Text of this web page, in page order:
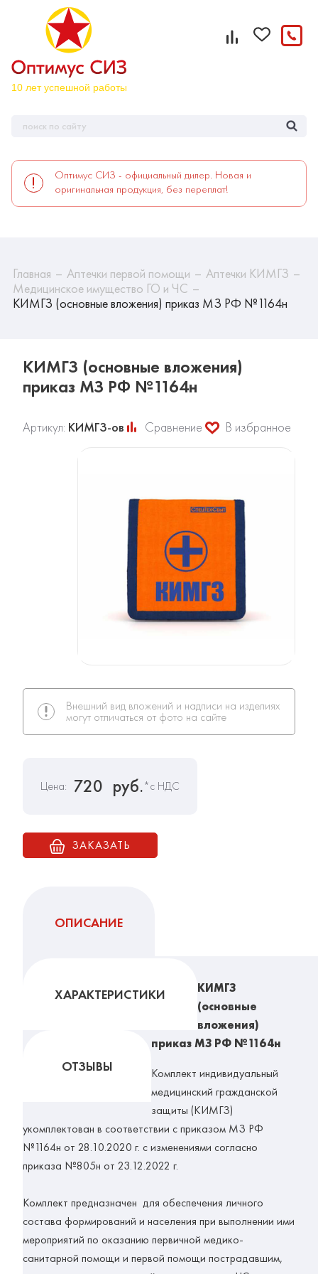
Оптимус СИЗ - официальный дилер. Новая и
оригинальная продукция, без переплат!
Главная Аптечки первой помощи
Аптечки КИМГЗ
Медицинское имущество ГО и ЧС
КИМГЗ (основные вложения) приказ МЗ РФ №1164н
КИМГЗ (основные вложения)
приказ МЗ РФ №1164н
Артикул: КИМГЗ-ов Сравнение В избранное
Внешний вид вложений и надписи на изделиях
могут отличаться от фото на сайте
Цена: 720 руб.*с НДС
ЗАКАЗАТЬ
ОПИСАНИЕ
ХАРАКТЕРИСТИКИ
ОТЗЫВЫ
КИМГЗ
(основные
вложения)
приказ МЗ РФ №1164н
Комплект индивидуальный
медицинский гражданской
защиты (КИМГЗ)
укомплектован в соответствии с приказом МЗ РФ
№1164н от 28.10.2020 г. с изменениями согласно
приказа №805н от 23.12.2022 г.
Комплект предназначен для обеспечения личного
состава формирований и населения при выполнении ими
мероприятий по оказанию первичной медико-
санитарной помощи и первой помощи пострадавшим,